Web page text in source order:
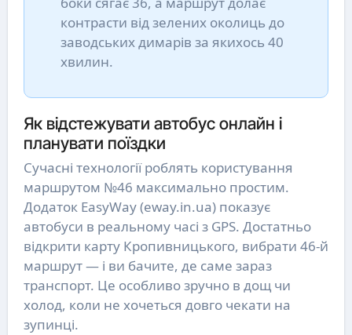
контрасти від зелених околиць до
заводських димарів за якихось 40
хвилин.
Як відстежувати автобус онлайн і
планувати поїздки
Сучасні технології роблять користування
маршрутом №46 максимально простим.
Додаток EasyWay (eway.in.ua) показує
автобуси в реальному часі з GPS. Достатньо
відкрити карту Кропивницького, вибрати 46-й
маршрут — і ви бачите, де саме зараз
транспорт. Це особливо зручно в дощ чи
холод, коли не хочеться довго чекати на
зупинці.